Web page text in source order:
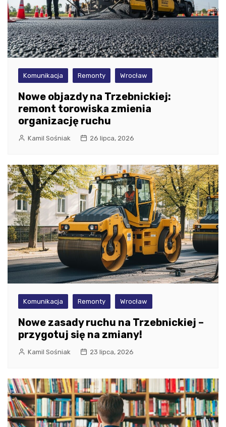
Komunikacja Remonty Wrocław
Nowe objazdy na Trzebnickiej:
remont torowiska zmienia
organizację ruchu
Kamil Sośniak 26 lipca, 2026
Komunikacja Remonty Wrocław
Nowe zasady ruchu na Trzebnickiej –
przygotuj się na zmiany!
Kamil Sośniak 23 lipca, 2026